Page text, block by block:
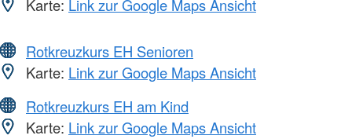
Karte: Link zur Google Maps Ansicht
Rotkreuzkurs EH Senioren
Karte: Link zur Google Maps Ansicht
Rotkreuzkurs EH am Kind
Karte: Link zur Google Maps Ansicht